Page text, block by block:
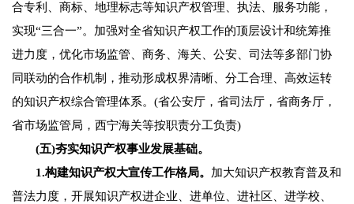
合专利、商标、地理标志等知识产权管理、执法、服务功能，
实现“三合一”。加强对全省知识产权工作的顶层设计和统筹推
进力度，优化市场监管、商务、海关、公安、司法等多部门协
同联动的合作机制，推动形成权界清晰、分工合理、高效运转
的知识产权综合管理体系。(省公安厅，省司法厅，省商务厅，
省市场监管局，西宁海关等按职责分工负责)
(五)夯实知识产权事业发展基础。
1.构建知识产权大宣传工作格局。 加大知识产权教育普及和
普法力度，开展知识产权进企业、进单位、进社区、进学校、